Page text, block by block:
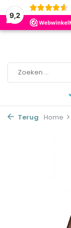
9,2
Terug Home